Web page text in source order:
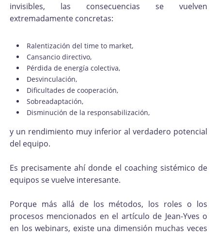
invisibles, las consecuencias se vuelven
extremadamente concretas:
Ralentización del time to market,
Cansancio directivo,
Pérdida de energía colectiva,
Desvinculación,
Dificultades de cooperación,
Sobreadaptación,
Disminución de la responsabilización,
y un rendimiento muy inferior al verdadero potencial
del equipo.
Es precisamente ahí donde el coaching sistémico de
equipos se vuelve interesante.
Porque más allá de los métodos, los roles o los
procesos mencionados en el artículo de Jean-Yves o
en los webinars, existe una dimensión muchas veces